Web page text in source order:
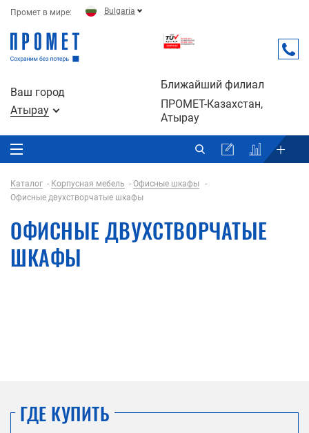
Промет в мире: Bulgaria
Ваш город
Атырау
Ближайший филиал
ПРОМЕТ-Казахстан,
Атырау
Каталог Корпусная мебель
Офисные шкафы
Офисные двухстворчатые шкафы
ОФИСНЫЕ ДВУХСТВОРЧАТЫЕ
ШКАФЫ
ГДЕ КУПИТЬ